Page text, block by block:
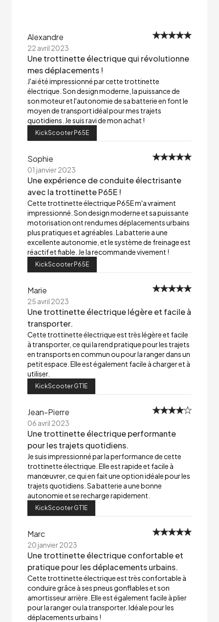
Alexandre
22 avril 2023
Une trottinette électrique qui révolutionne
mes déplacements !
J'ai été impressionné par cette trottinette
électrique. Son design moderne, la puissance de
son moteur et l'autonomie de sa batterie en font le
moyen de transport idéal pour mes trajets
quotidiens. Je suis ravi de mon achat !
KickScooter P65E
Sophie
01 janvier 2023
Une expérience de conduite électrisante
avec la trottinette P65E !
Cette trottinette électrique P65E m'a vraiment
impressionné. Son design moderne et sa puissante
motorisation ont rendu mes déplacements urbains
plus pratiques et agréables. La batterie a une
excellente autonomie, et le système de freinage est
réactif et fiable. Je la recommande vivement !
KickScooter P65E
Marie
25 avril 2023
Une trottinette électrique légère et facile à
transporter.
Cette trottinette électrique est très légère et facile
à transporter, ce qui la rend pratique pour les trajets
en transports en commun ou pour la ranger dans un
petit espace. Elle est également facile à charger et à
utiliser.
KickScooter GT1E
Jean-Pierre
06 avril 2023
Une trottinette électrique performante
pour les trajets quotidiens.
Je suis impressionné par la performance de cette
trottinette électrique. Elle est rapide et facile à
manœuvrer, ce qui en fait une option idéale pour les
trajets quotidiens. Sa batterie a une bonne
autonomie et se recharge rapidement.
KickScooter GT1E
Marc
20 janvier 2023
Une trottinette électrique confortable et
pratique pour les déplacements urbains.
Cette trottinette électrique est très confortable à
conduire grâce à ses pneus gonflables et son
amortisseur arrière. Elle est également facile à plier
pour la ranger ou la transporter. Idéale pour les
déplacements urbains !